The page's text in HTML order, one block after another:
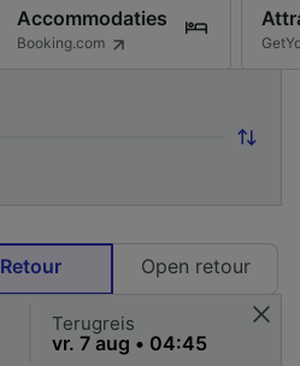
Accommodaties
Booking.com
Retour Open retour
Terugreis